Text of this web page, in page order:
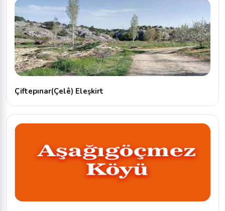
Çiftepınar(Çelê) Eleşkirt